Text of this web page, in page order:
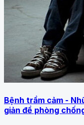
Bệnh trầm cảm -
giản để phòng